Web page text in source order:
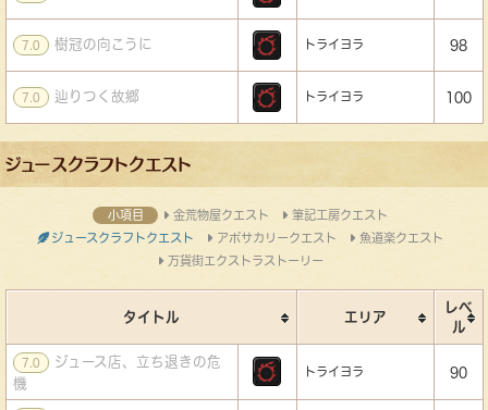
7.0 樹冠の向こうに トライヨラ 98
7.0 辿りつく故郷 トライヨラ 100
ジュースクラフトクエスト
小項目 金荒物屋クエスト
筆記工房クエスト
ジュースクラフトクエスト
アポサカリークエスト
魚道楽クエスト
万貨街エクストラストーリー
タイトル エリア
レベ
ル
7.0
ジュース店、立ち退きの危
機
トライヨラ 90